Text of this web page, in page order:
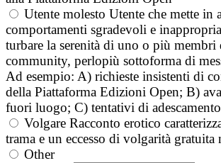
Utente molesto Utente che mette in
comportamenti sgradevoli e
turbare la serenità di uno o più membri
community, perlopiù sottoforma di
Ad esempio: A) richieste insistenti di
della Piattaforma Edizioni Open; B)
fuori luogo; C) tentativi di
Volgare Racconto erotico
trama e un eccesso di volgarità
Other